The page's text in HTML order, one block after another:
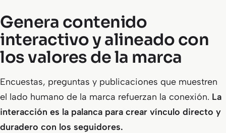
Genera contenido
interactivo y alineado con
los valores de la marca
Encuestas, preguntas y publicaciones que muestren
el lado humano de la marca refuerzan la conexión. La
interacción es la palanca para crear vínculo directo y
duradero con los seguidores.